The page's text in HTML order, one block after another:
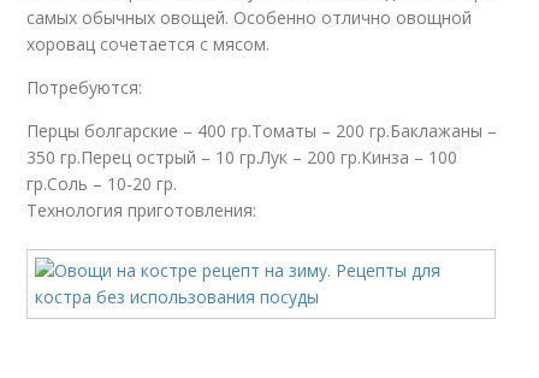
самых обычных овощей. Особенно отлично овощной
хоровац сочетается с мясом.
Потребуются:
Перцы болгарские – 400 гр.Томаты – 200 гр.Баклажаны –
350 гр.Перец острый – 10 гр.Лук – 200 гр.Кинза – 100
гр.Соль – 10-20 гр.
Технология приготовления: